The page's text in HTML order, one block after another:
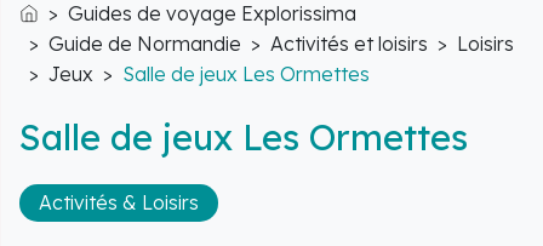
Accueil
Guides de voyage Explorissima
Guide de Normandie
Activités et loisirs
Loisirs
Jeux
Salle de jeux Les Ormettes
Salle de jeux Les Ormettes
Activités & Loisirs